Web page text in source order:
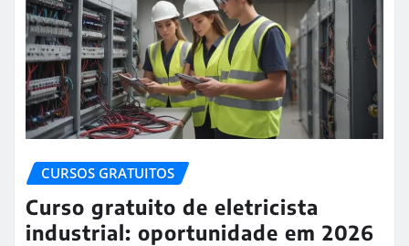
CURSOS GRATUITOS
Curso gratuito de eletricista
industrial: oportunidade em 2026